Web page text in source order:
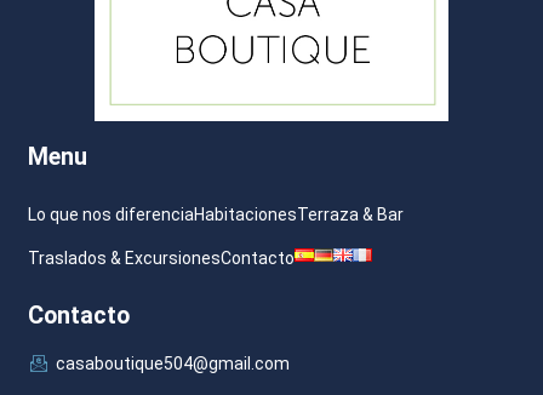
Menu
Lo que nos diferenciaHabitacionesTerraza & Bar
Traslados & ExcursionesContacto
Contacto
casaboutique504@gmail.com